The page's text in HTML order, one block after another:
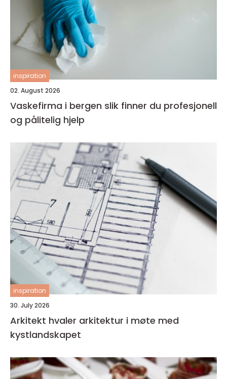
inspiration
02. August 2026
Vaskefirma i bergen slik finner du profesjonell
og pålitelig hjelp
inspiration
30. July 2026
Arkitekt hvaler arkitektur i møte med
kystlandskapet